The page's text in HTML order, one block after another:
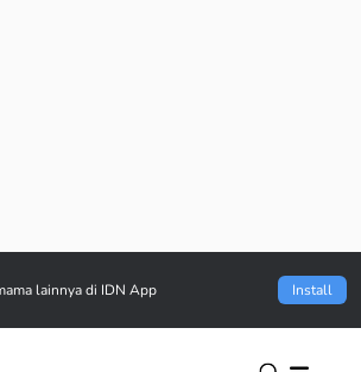
lainnya di IDN App Install